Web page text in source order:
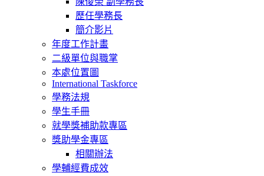
歷任學務長
簡介影片
年度工作計畫
二級單位與職掌
本處位置圖
International Taskforce
學務法規
學生手冊
就學獎補助款專區
獎助學金專區
相關辦法
學輔經費成效